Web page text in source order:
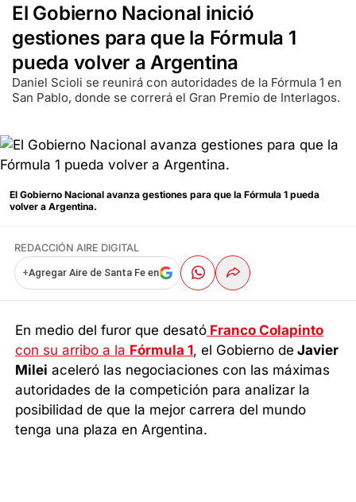
El Gobierno Nacional inició
gestiones para que la Fórmula 1
pueda volver a Argentina
Daniel Scioli se reunirá con autoridades de la Fórmula 1 en
San Pablo, donde se correrá el Gran Premio de Interlagos.
El Gobierno Nacional avanza gestiones para que la Fórmula 1 pueda
volver a Argentina.
REDACCIÓN AIRE DIGITAL
+Agregar Aire de Santa Fe en
En medio del furor que desató Franco Colapinto
con su arribo a la Fórmula 1, el Gobierno de Javier
Milei aceleró las negociaciones con las máximas
autoridades de la competición para analizar la
posibilidad de que la mejor carrera del mundo
tenga una plaza en Argentina.